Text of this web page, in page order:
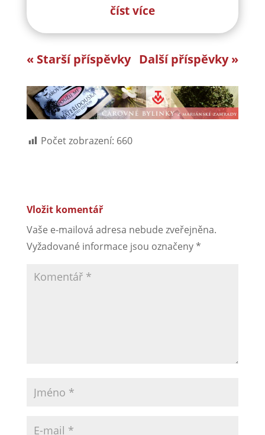
číst více
« Starší příspěvky Další příspěvky »
Počet zobrazení: 660
Vložit komentář
Vaše e-mailová adresa nebude zveřejněna.
Vyžadované informace jsou označeny*